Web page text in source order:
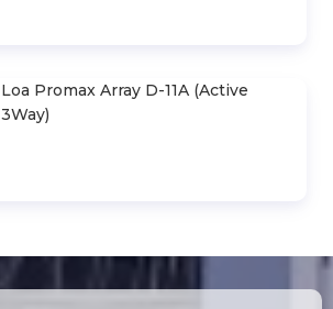
Loa Promax Array D-11A (Active
3Way)